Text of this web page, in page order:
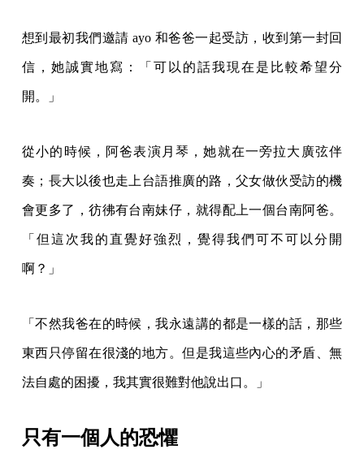
想到最初我們邀請 ayo 和爸爸一起受訪，收到第一封回
信，她誠實地寫：「可以的話我現在是比較希望分
開。」
從小的時候，阿爸表演月琴，她就在一旁拉大廣弦伴
奏；長大以後也走上台語推廣的路，父女做伙受訪的機
會更多了，彷彿有台南妹仔，就得配上一個台南阿爸。
「但這次我的直覺好強烈，覺得我們可不可以分開
啊？」
「不然我爸在的時候，我永遠講的都是一樣的話，那些
東西只停留在很淺的地方。但是我這些內心的矛盾、無
法自處的困擾，我其實很難對他說出口。」
只有一個人的恐懼